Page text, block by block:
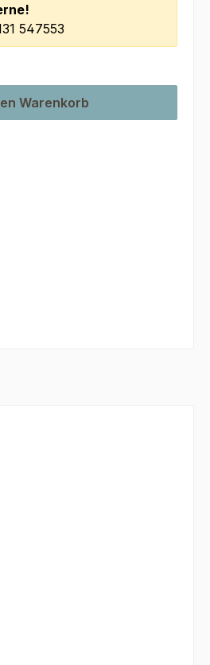
547553
ein oder benutze die Schaltflächen
Warenkorb